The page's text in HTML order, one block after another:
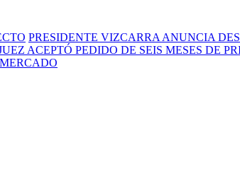
PRESIDENTE VIZCARRA ANUNCIA
ACEPTÓ PEDIDO DE SEIS MESES DE